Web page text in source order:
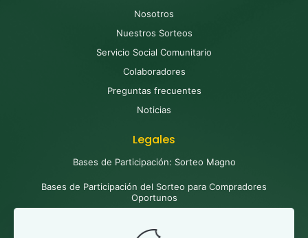
Nosotros
Nuestros Sorteos
Servicio Social Comunitario
Colaboradores
Preguntas frecuentes
Noticias
Legales
Bases de Participación: Sorteo Magno
Bases de Participación del Sorteo para Compradores
Oportunos